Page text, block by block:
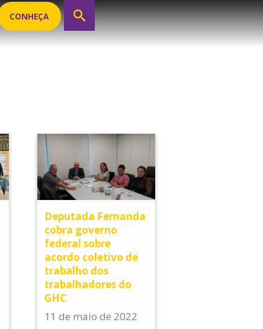
CONHEÇA
Deputada Fernanda
cobra governo
federal sobre
acordo coletivo de
trabalho dos
trabalhadores do
GHC
11 de maio de 2022